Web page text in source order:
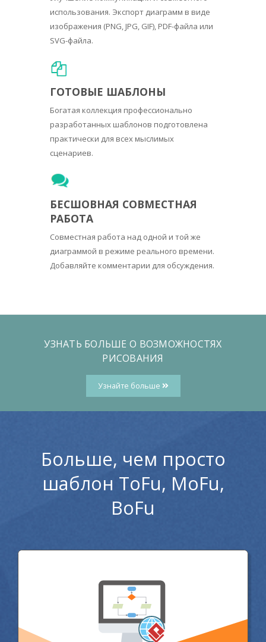
использования. Экспорт диаграмм в виде
изображения (PNG, JPG, GIF), PDF-файла или
SVG-файла.
ГОТОВЫЕ ШАБЛОНЫ
Богатая коллекция профессионально
разработанных шаблонов подготовлена
практически для всех мыслимых
сценариев.
БЕСШОВНАЯ СОВМЕСТНАЯ
РАБОТА
Совместная работа над одной и той же
диаграммой в режиме реального времени.
Добавляйте комментарии для обсуждения.
УЗНАТЬ БОЛЬШЕ О ВОЗМОЖНОСТЯХ
РИСОВАНИЯ
Узнайте больше
Больше, чем просто
шаблон ToFu, MoFu,
BoFu